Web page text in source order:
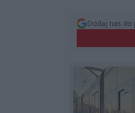
Dodaj nas do